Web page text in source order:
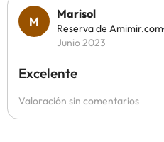
Marisol
Reserva de Amimir.com
Junio 2023
Excelente
Valoración sin comentarios